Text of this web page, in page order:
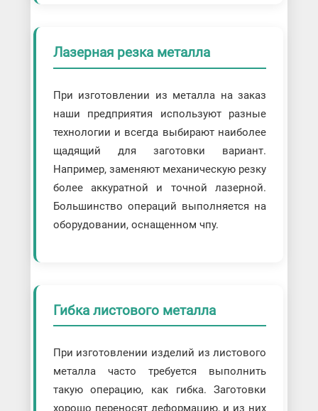
Лазерная резка металла
При изготовлении из металла на заказ
наши предприятия используют разные
технологии и всегда выбирают наиболее
щадящий для заготовки вариант.
Например, заменяют механическую резку
более аккуратной и точной лазерной.
Большинство операций выполняется на
оборудовании, оснащенном чпу.
Гибка листового металла
При изготовлении изделий из листового
металла часто требуется выполнить
такую операцию, как гибка. Заготовки